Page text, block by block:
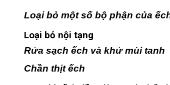
Loại bỏ một số bộ phận của
Loại bỏ nội tạng
Rửa sạch ếch và khử mùi tanh
Chần thịt ếch